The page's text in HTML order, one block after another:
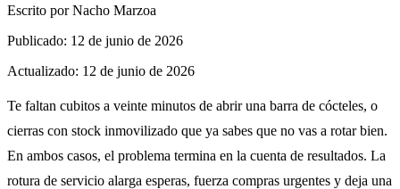
Escrito porNacho Marzoa
Publicado: 12 de junio de 2026
Actualizado: 12 de junio de 2026
Te faltan cubitos a veinte minutos de abrir una barra de cócteles, o
cierras con stock inmovilizado que ya sabes que no vas a rotar bien.
En ambos casos, el problema termina en la cuenta de resultados. La
rotura de servicio alarga esperas, fuerza compras urgentes y deja una